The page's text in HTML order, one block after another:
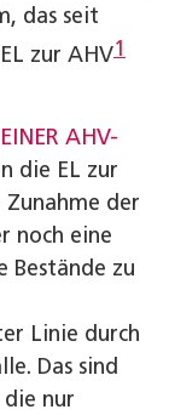
das seit
zur AHV1
AHV-
die EL zur
der
noch eine
Bestände zu
Linie durch
Das sind
die nur